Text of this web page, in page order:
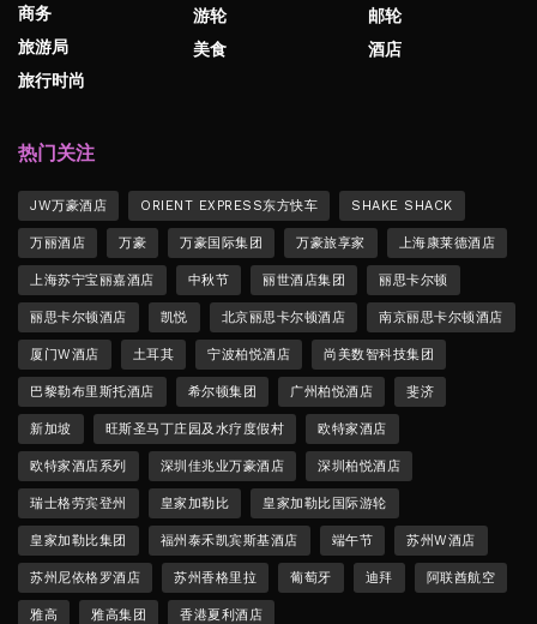
商务
旅游局
旅行时尚
游轮
美食
邮轮
酒店
热门关注
JW万豪酒店 ORIENT EXPRESS东方快车 SHAKE SHACK
万丽酒店 万豪 万豪国际集团 万豪旅享家 上海康莱德酒店
上海苏宁宝丽嘉酒店 中秋节 丽世酒店集团 丽思卡尔顿
丽思卡尔顿酒店 凯悦 北京丽思卡尔顿酒店 南京丽思卡尔顿酒店
厦门W酒店 土耳其 宁波柏悦酒店 尚美数智科技集团
巴黎勒布里斯托酒店 希尔顿集团 广州柏悦酒店 斐济
新加坡 旺斯圣马丁庄园及水疗度假村 欧特家酒店
欧特家酒店系列 深圳佳兆业万豪酒店 深圳柏悦酒店
瑞士格劳宾登州 皇家加勒比 皇家加勒比国际游轮
皇家加勒比集团 福州泰禾凯宾斯基酒店 端午节 苏州W酒店
苏州尼依格罗酒店 苏州香格里拉 葡萄牙 迪拜 阿联酋航空
雅高 雅高集团 香港夏利酒店